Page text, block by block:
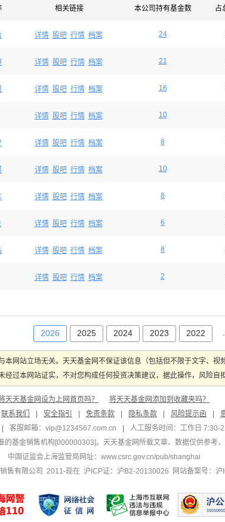
相关链接 本公司持有基金数 占
详情 股吧 行情 档案 24
详情 股吧 行情 档案 21
详情 股吧 行情 档案 16
详情 股吧 行情 档案 10
详情 股吧 行情 档案 8
详情 股吧 行情 档案 10
详情 股吧 行情 档案 8
详情 股吧 行情 档案 6
详情 股吧 行情 档案 8
详情 股吧 行情 档案 2
2026 2025 2024 2023 2022
网站立场无关。天天基金网不保证该信息（包括但不限于文字、视
过本网站证实，不对您构成任何投资决策建议，据此操作，风险自
天天基金网设为上网首页吗？
将天天基金网添加到收藏夹吗？
联系我们 安全指引 免责条款 隐私条款 风险提示函
客服邮箱： vip@1234567.com.cn
人工服务时间：工作日 7:30-
的基金销售机构[000000303]。天天基金网所载文章、数据仅供参考
中国证监会上海监管局网址： www.csrc.gov.cn/pub/shanghai
售有限公司 2011-现在 沪ICP证：沪B2-20130026
网站备案号：